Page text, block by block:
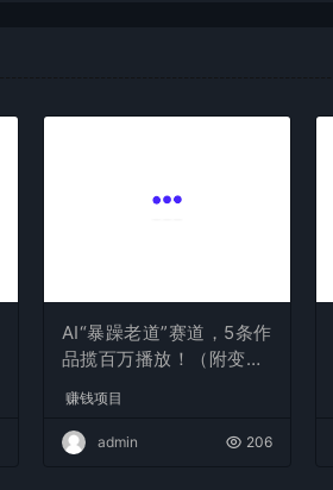
AI“暴躁老道”赛道，5条作
品揽百万播放！（附变现
赚钱项目
admin 206